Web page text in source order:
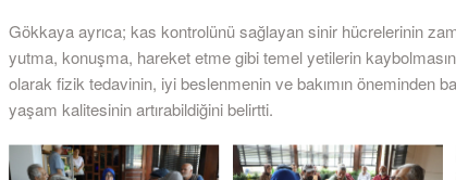
Gökkaya ayrıca; kas kontrolünü sağlayan sinir hücrelerinin
yutma, konuşma, hareket etme gibi temel yetilerin
olarak fizik tedavinin, iyi beslenmenin ve bakımın öneminden
yaşam kalitesinin artırabildiğini belirtti.